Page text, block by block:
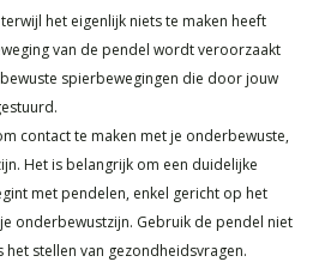
het eigenlijk niets te maken heeft
van de pendel wordt veroorzaakt
spierbewegingen die door jouw
contact te maken met je onderbewuste,
Het is belangrijk om een duidelijke
met pendelen, enkel gericht op het
onderbewustzijn. Gebruik de pendel niet
stellen van gezondheidsvragen.